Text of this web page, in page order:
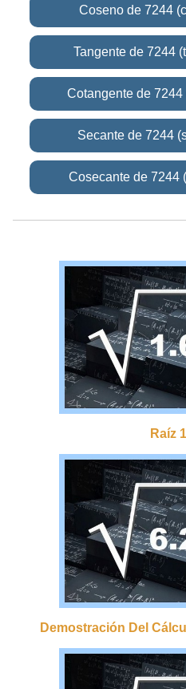
Coseno de 7244
Tangente de 7244
Cotangente de 7244
Secante de 7244
Cosecante de 7244
Raíz
Demostración Del